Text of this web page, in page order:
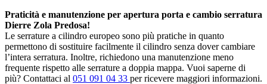
Praticità e manutenzione per apertura porta e cambio serratura
Dierre Zola Predosa!
Le serrature a cilindro europeo sono più pratiche in quanto
permettono di sostituire facilmente il cilindro senza dover cambiare
l’intera serratura. Inoltre, richiedono una manutenzione meno
frequente rispetto alle serrature a doppia mappa. Vuoi saperne di
più? Contattaci al 051 091 04 33 per ricevere maggiori informazioni.